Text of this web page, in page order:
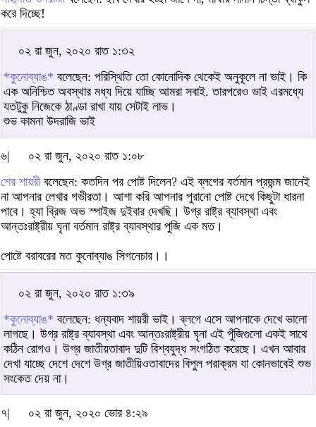
করে দিচ্ছে!
০২ রা জুন, ২০২০ রাত ১:৩২
*কুনোব্যাঙ* বলেছেন: পরিস্থিতি তো কোনোদিক থেকেই অনুকূলে না ভাই। কি
এক অনিশ্চিত অবস্থার মধ্য দিয়ে যাচ্ছি আমরা সবাই. তারপরেও ভাই এরমধ্যে
যতটুকু নিজেকে ঠাণ্ডা রাখা যায় সেটাই লাভ।
শুভ কামনা উদরাজি ভাই
৬|
০২ রা জুন, ২০২০ রাত ১:০৮
শের শায়রীবলেছেন: কতদিন পর পোষ্ট দিলেন? এই ব্লগের বর্তমান প্রজন্ম জানেই
না আপনার লেখার গভীরতা। আশা করি আপনার পুরানো পোষ্ট দেখে কিছুটা ধারনা
পাবে। হ্যা ব্রিজ অভ স্পাইজ দুইবার দেখছি। উগ্র রাষ্ট্র ব্যাবস্থা এবং
আন্তঃরাষ্ট্রীয় ঘৃনা বর্তমান রাষ্ট্র ব্যাবস্থার পুজি এক মত।
পোষ্টে বরাবরের মত কুনোব্যাঙ সিগনেচার।।
০২ রা জুন, ২০২০ রাত ১:৩৯
*কুনোব্যাঙ* বলেছেন: ধন্যবাদ শায়রী ভাই। ব্লগে এসে আপনাকে দেখে ভালো
লাগছে। উগ্র রাষ্ট্র ব্যাবস্থা এবং আন্তঃরাষ্ট্রীয় ঘৃনা এই পুঁজিগুলো একই সাথে
কঠিন রোগও। উগ্র জাতীয়তাবাদ দুটি বিশ্বযুদ্ধ সংগঠিত করেছে। এখন আবার
দেখা যাচ্ছে দেশে দেশে উগ্র জাতীয়িওতাবাদের বিপুল পরাক্রম যা কোনভাবেই শুভ
সংকেত দেয় না।
৭|
০২ রা জুন, ২০২০ ভোর ৪:২৯